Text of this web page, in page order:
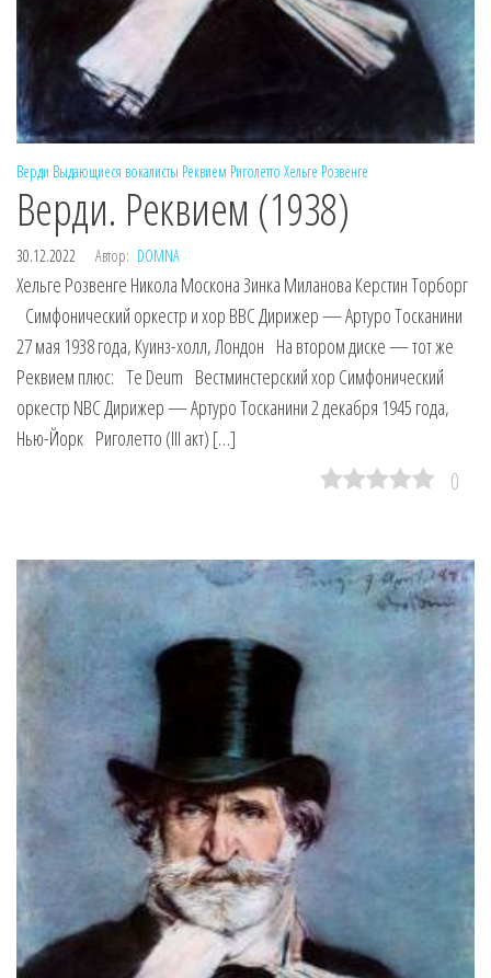
Верди Выдающиеся вокалисты Реквием Риголетто Хельге Розвенге
Верди. Реквием (1938)
30.12.2022 Автор: DOMNA
Хельге Розвенге Никола Москона Зинка Миланова Керстин Торборг
Симфонический оркестр и хор BBC Дирижер — Артуро Тосканини
27 мая 1938 года, Куинз-холл, Лондон На втором диске — тот же
Реквием плюс: Te Deum Вестминстерский хор Симфонический
оркестр NBC Дирижер — Артуро Тосканини 2 декабря 1945 года,
Нью-Йорк Риголетто (III акт) […]
0